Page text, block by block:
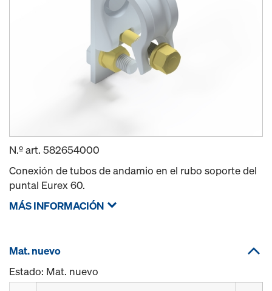
N.º art. 582654000
Conexión de tubos de andamio en el rubo soporte del
puntal Eurex 60.
MÁS INFORMACIÓN
Mat. nuevo
Estado: Mat. nuevo